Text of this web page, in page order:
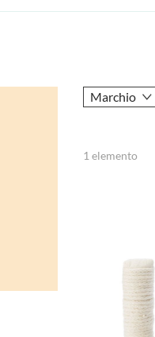
Marchio
1 elemento